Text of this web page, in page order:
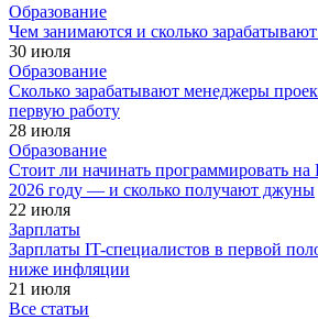
Образование
Чем занимаются и сколько
30 июля
Образование
Сколько зарабатывают менеджеры
первую работу
28 июля
Образование
Стоит ли начинать программировать на
2026 году — и сколько получают джуны
22 июля
Зарплаты
Зарплаты IT-специалистов в первой
ниже инфляции
21 июля
Все статьи